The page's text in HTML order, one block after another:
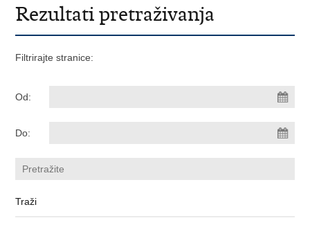
Rezultati pretraživanja
Filtrirajte stranice:
Od:
Do: